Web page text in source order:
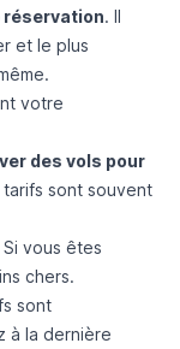
réservation. Il
et le plus
votre
des vols pour
tarifs sont souvent
Si vous êtes
chers.
sont
à la dernière